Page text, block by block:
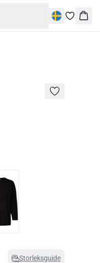
Korg
Storleksguide